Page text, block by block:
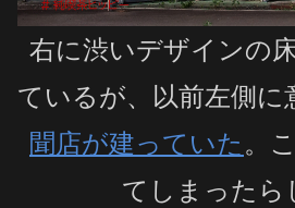
右に渋いデザインの
ているが、以前左側に
聞店が建っていた 。
てしまったら